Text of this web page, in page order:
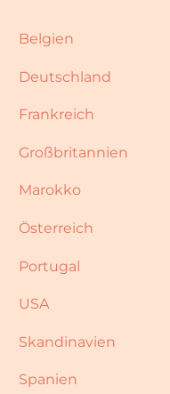
Belgien
Deutschland
Frankreich
Großbritannien
Marokko
Österreich
Portugal
USA
Skandinavien
Spanien